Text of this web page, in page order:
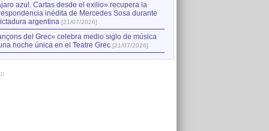
azul. Cartas desde el exilio» recupera la
inédita de Mercedes Sosa durante
argentina [21/07/2026]
del Grec» celebra medio siglo de música
noche única en el Teatre Grec [21/07/2026]